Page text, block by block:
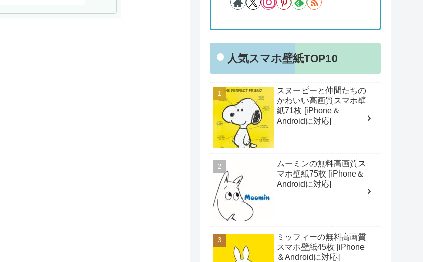
人気スマホ壁紙TOP10
スヌーピーと仲間たちの
かわいい高画質スマホ壁
紙71枚 [iPhone＆
Androidに対応]
ムーミンの無料高画質ス
マホ壁紙75枚 [iPhone＆
Androidに対応]
ミッフィーの無料高画質
スマホ壁紙45枚 [iPhone
＆Androidに対応]